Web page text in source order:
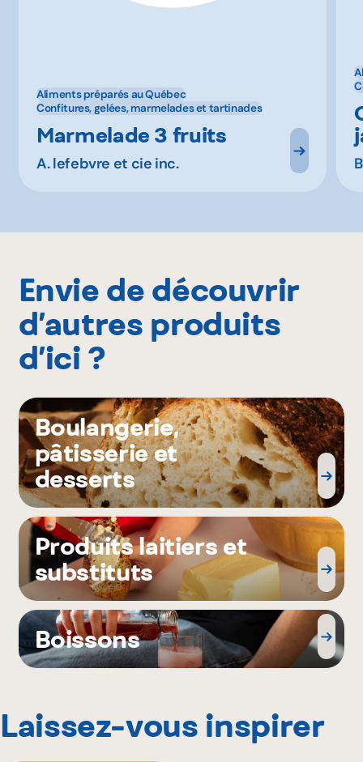
Aliments préparés au Québec
Confitures, gelées, marmelades et tartinades
Marmelade 3 fruits
A. lefebvre et cie inc.
Envie de découvrir
d’autres produits
d’ici ?
Boulangerie,
pâtisserie et
desserts
Produits laitiers et
substituts
Boissons
Laissez-vous inspirer